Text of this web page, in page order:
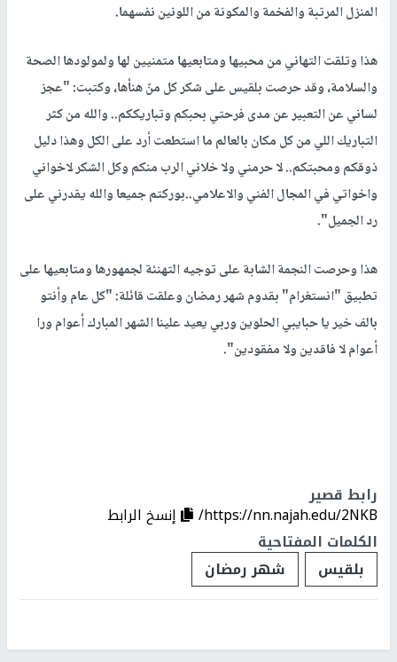
المنزل المرتبة والفخمة والمكونة من اللونين نفسهما.
هذا وتلقت التهاني من محبيها ومتابعيها متمنيين لها ولمولودها الصحة
والسلامة، وقد حرصت بلقيس على شكر كل منّ هنأها، وكتبت: "عجز
لساني عن التعبير عن مدى فرحتي بحبكم وتباريككم.. والله من كثر
التباريك اللي من كل مكان بالعالم ما استطعت أرد على الكل وهذا دليل
ذوقكم ومحبتكم.. لا حرمني ولا خلاني الرب منكم وكل الشكر لاخواني
واخواتي في المجال الفني والاعلامي..بوركتم جميعا والله يقدرني على
رد الجميل".
هذا وحرصت النجمة الشابة على توجيه التهنئة لجمهورها ومتابعيها على
تطبيق "انستغرام" بقدوم شهر رمضان وعلقت قائلة: "كل عام وأنتو
بالف خير يا حبايبي الحلوين وربي يعيد علينا الشهر المبارك أعوام ورا
أعوام لا فاقدين ولا مفقودين".
رابط قصير
https://nn.najah.edu/2NKB/
إنسخ الرابط
الكلمات المفتاحية
بلقيس
شهر رمضان